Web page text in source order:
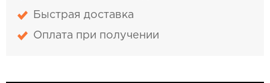
Быстрая доставка
Оплата при получении